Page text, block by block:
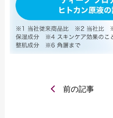
前の記事